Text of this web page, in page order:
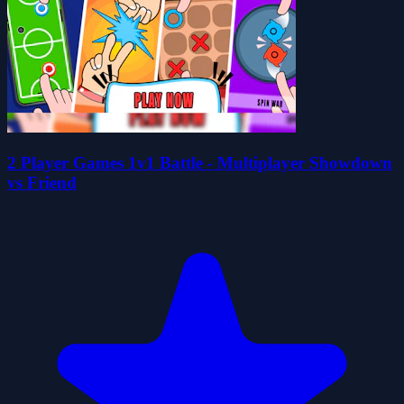
2 Player Games 1v1 Battle - Multiplayer Showdown
vs Friend